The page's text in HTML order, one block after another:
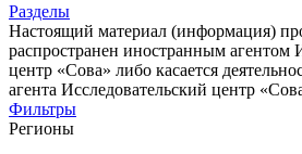
Разделы
Настоящий материал (информация)
распространен иностранным агентом
центр «Сова» либо касается
агента Исследовательский центр
Фильтры
Регионы